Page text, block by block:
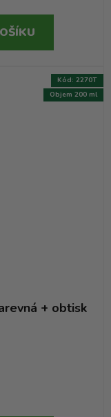
+ obtisk
Objem 200 ml
Kód: 2270T